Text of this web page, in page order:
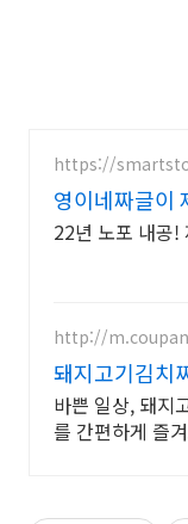
https://
영이네짜글이
22년 노포 내공!
http://
돼지고기김치
국물
바쁜 일상, 돼지
를 간편하게 즐